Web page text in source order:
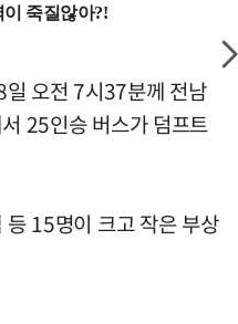
오전 7시37분께 전남
25인승 버스가 덤프트
15명이 크고 작은 부상